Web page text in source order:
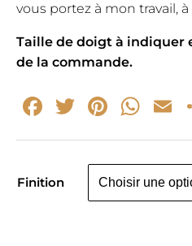
vous portez à mon travail,
Taille de doigt à indiquer
de la commande.
Facebook
Twitter
Finition